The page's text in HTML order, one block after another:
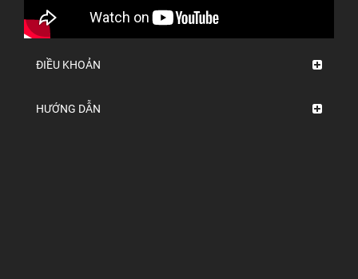
ĐIỀU KHOẢN
HƯỚNG DẪN